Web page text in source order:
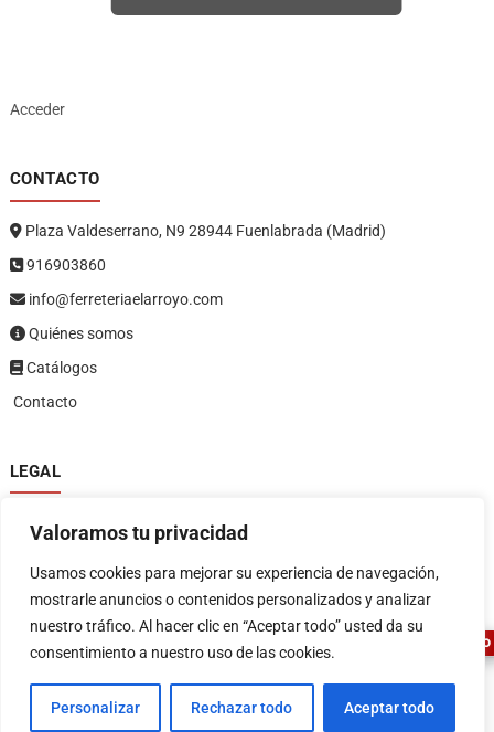
Valoramos tu privacidad
Usamos cookies para mejorar su experiencia de navegación,
mostrarle anuncios o contenidos personalizados y analizar
nuestro tráfico. Al hacer clic en “Aceptar todo” usted da su
consentimiento a nuestro uso de las cookies.
Personalizar Rechazar todo Aceptar todo
Acceder
CONTACTO
Plaza Valdeserrano, N9 28944 Fuenlabrada (Madrid)
916903860
info@ferreteriaelarroyo.com
Quiénes somos
Catálogos
Contacto
LEGAL
Política de privacidad
Política de devoluciones y reembolsos
Términos y condiciones
FERRETERIA EL ARROYO | Diseñado por:Tema Freesia| © 2026WordPress
ASESOR FERRETERO